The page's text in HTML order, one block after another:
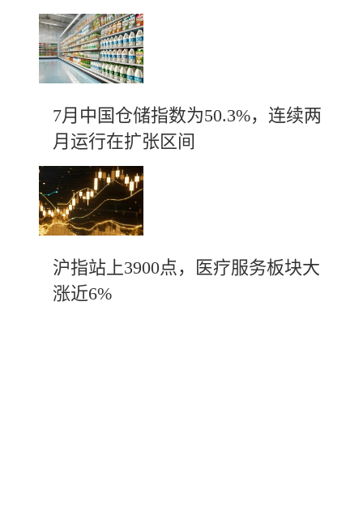
7月中国仓储指数为50.3%，连续两
月运行在扩张区间
沪指站上3900点，医疗服务板块大
涨近6%